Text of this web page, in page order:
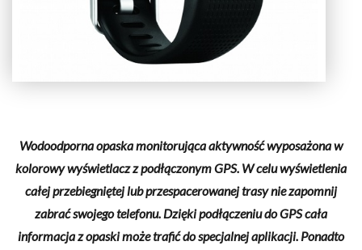
Wodoodporna opaska monitorująca aktywność wyposażona w
kolorowy wyświetlacz z podłączonym GPS. W celu wyświetlenia
całej przebiegniętej lub przespacerowanej trasy nie zapomnij
zabrać swojego telefonu. Dzięki podłączeniu do GPS cała
informacja z opaski może trafić do specjalnej aplikacji. Ponadto